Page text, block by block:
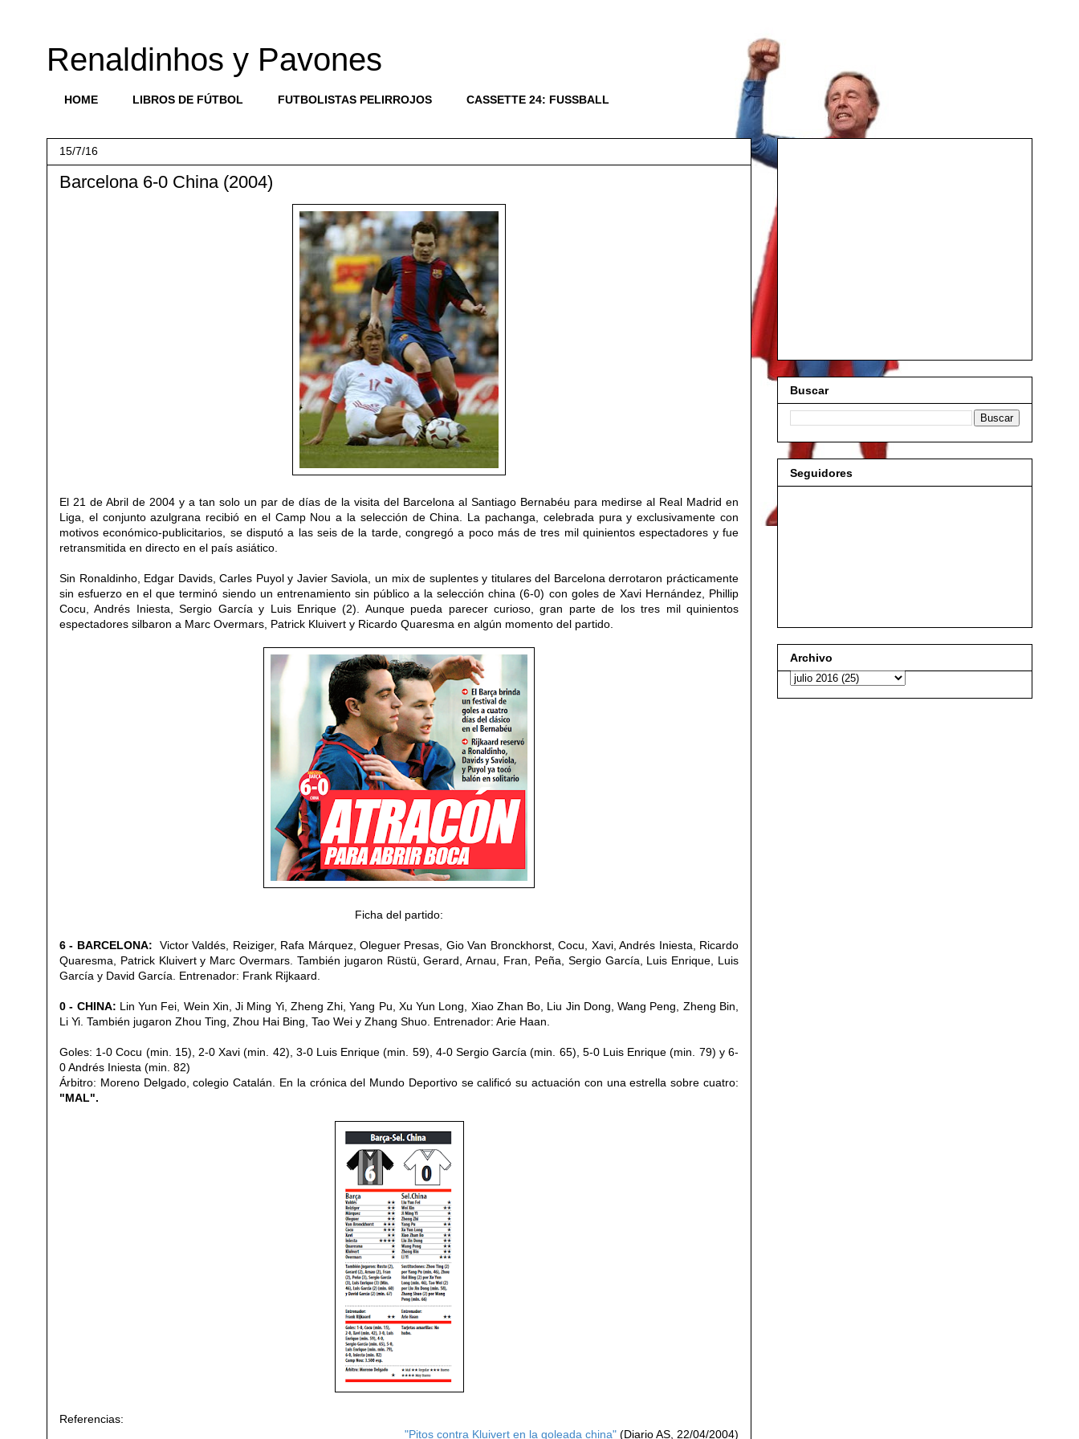
Renaldinhos y Pavones
HOME LIBROS DE FÚTBOL FUTBOLISTAS PELIRROJOS CASSETTE 24: FUSSBALL
15/7/16
Barcelona 6-0 China (2004)
El 21 de Abril de 2004 y a tan solo un par de días de la visita del Barcelona al Santiago Bernabéu para medirse al Real Madrid en
Liga, el conjunto azulgrana recibió en el Camp Nou a la selección de China. La pachanga, celebrada pura y exclusivamente con
motivos económico-publicitarios, se disputó a las seis de la tarde, congregó a poco más de tres mil quinientos espectadores y fue
retransmitida en directo en el país asiático.
Sin Ronaldinho, Edgar Davids, Carles Puyol y Javier Saviola, un mix de suplentes y titulares del Barcelona derrotaron prácticamente
sin esfuerzo en el que terminó siendo un entrenamiento sin público a la selección china (6-0) con goles de Xavi Hernández, Phillip
Cocu, Andrés Iniesta, Sergio García y Luis Enrique (2). Aunque pueda parecer curioso, gran parte de los tres mil quinientos
espectadores silbaron a Marc Overmars, Patrick Kluivert y Ricardo Quaresma en algún momento del partido.
Ficha del partido:
6 - BARCELONA:
Victor Valdés, Reiziger, Rafa Márquez, Oleguer Presas, Gio Van Bronckhorst, Cocu, Xavi, Andrés Iniesta, Ricardo
Quaresma , Patrick Kluivert y Marc Overmars. También jugaron Rüstü, Gerard, Arnau, Fran, Peña, Sergio García, Luis Enrique, Luis
García y David García. Entrenador: Frank Rijkaard.
0 - CHINA: Lin Yun Fei, Wein Xin, Ji Ming Yi, Zheng Zhi, Yang Pu, Xu Yun Long, Xiao Zhan Bo, Liu Jin Dong, Wang Peng, Zheng Bin,
Li Yi. También jugaron Zhou Ting, Zhou Hai Bing, Tao Wei y Zhang Shuo. Entrenador: Arie Haan.
Goles: 1-0 Cocu (min. 15), 2-0 Xavi (min. 42), 3-0 Luis Enrique (min. 59), 4-0 Sergio García (min. 65), 5-0 Luis Enrique (min. 79) y 6-
0 Andrés Iniesta (min. 82)
Árbitro: Moreno Delgado, colegio Catalán. En la crónica del Mundo Deportivo se calificó su actuación con una estrella sobre cuatro:
"MAL".
Referencias:
"Pitos contra Kluivert en la goleada china" (Diario AS, 22/04/2004)
Buscar
Seguidores
Archivo